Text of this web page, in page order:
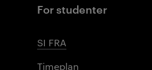
For studenter
SI FRA
Timeplan